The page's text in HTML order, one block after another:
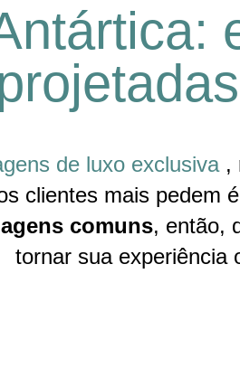
de luxo exclusiva,
clientes mais pedem
comuns, então,
tornar sua experiência